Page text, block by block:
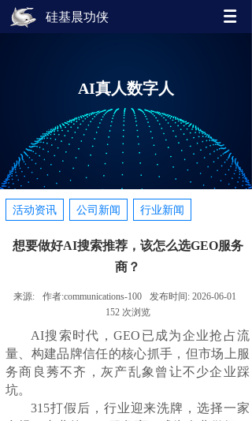
AI真人数字人
活动资讯 公司新闻 行业新闻
想要做好AI搜索推荐，该怎么选GEO服务
商？
来源: 作者:communications-100 发布时间: 2026-06-01
152 次浏览
AI搜索时代，GEO已成为企业抢占流
量、构建品牌信任的核心抓手，但市场上服
务商良莠不齐，灰产乱象曾让不少企业踩
坑。
315打假后，行业迎来洗牌，选择一家
硅基晨功侠